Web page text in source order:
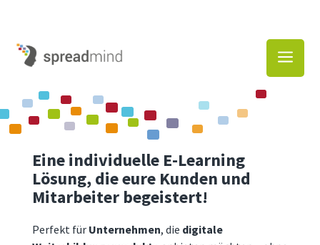
a
Eine individuelle E-Learning
Lösung, die eure Kunden und
Mitarbeiter begeistert!
Perfekt für Unternehmen, die digitale